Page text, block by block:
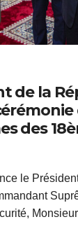
de la
des
du
et du
le